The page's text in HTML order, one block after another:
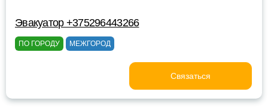
Эвакуатор +375296443266
ПО ГОРОДУ МЕЖГОРОД
Связаться